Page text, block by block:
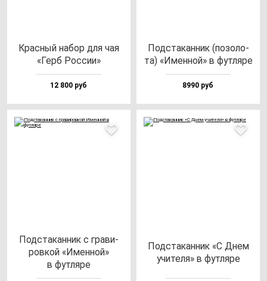
Крас­ный на­бор для чая
«Герб Рос­сии»
12 800 руб
Под­ста­кан­ник (по­зо­ло­
та) «Имен­ной» в фут­ля­ре
8990 руб
Под­ста­кан­ник с гра­ви­
ров­кой «Имен­ной»
в фут­ля­ре
Под­ста­кан­ник «С Днем
учи­те­ля» в фут­ля­ре